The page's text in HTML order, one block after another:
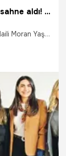
Geleceğin milli atletleri Kütahya'da sahne aldı! Naili Moran Türkiye Atletizm Şampiyonası sona erdi
Moran Yaş